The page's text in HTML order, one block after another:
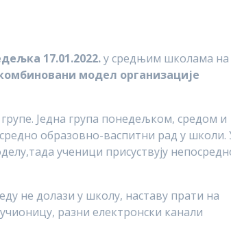
17.01.2022.у средњим школама на
модел организације
Једна група понедељком, средом и
образовно-васпитни рад у школи.
ученици присуствују
не долази у школу, наставу прати на
разни електронски канали